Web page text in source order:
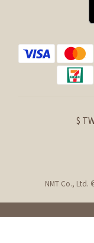
$
NMT Co., Ltd.